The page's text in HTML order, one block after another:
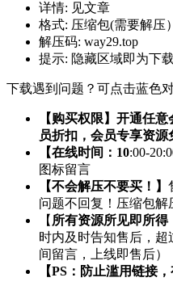
详情: 见文章
格式: 压缩包(需要解压）
解压码: way29.top
提示: 隐藏区域即为下
下载遇到问题？可点击蓝色
【购买权限】开通任
员折扣，会员专享资源
【在线时间：10:00-
图标留言
【不会解压不要买！】
问题不回复！压缩包解
【 所有资源所见即所得
时内及时告知售后，
间留言，上线即售后）
【PS：防止滥用链接